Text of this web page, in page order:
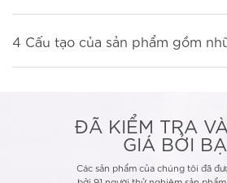
4 Cấu tạo của sản phẩm gồm
ĐÃ KIỂM TRA
GIÁ BỞI
Các sản phẩm của chúng tôi đã